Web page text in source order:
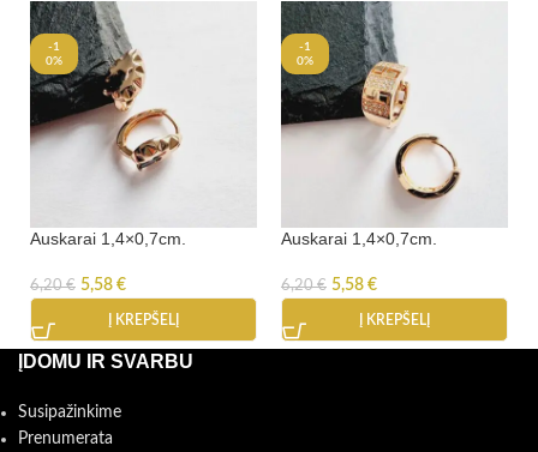
-1
0%
Auskarai 1,4×0,7cm.
6,20€ 5,58 €
Į KREPŠELĮ
-1
0%
Auskarai 1,4×0,7cm.
6,20€ 5,58 €
Į KREPŠELĮ
ĮDOMU IR SVARBU
Susipažinkime
Prenumerata